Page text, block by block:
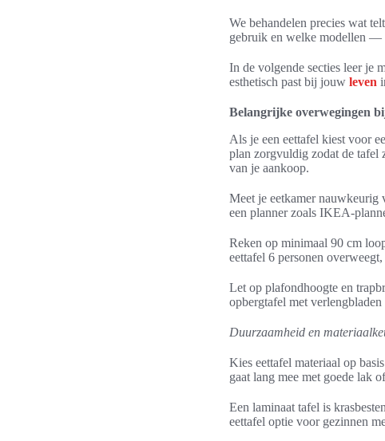
We behandelen precies wat
gebruik en welke modellen —
In de volgende secties leer je
esthetisch past bij jouw leven
Belangrijke overwegingen
Als je een eettafel kiest voor
plan zorgvuldig zodat de tafel
van je aankoop.
Meet je eetkamer nauwkeurig
een planner zoals IKEA-
Reken op minimaal 90 cm
eettafel 6 personen
Let op plafondhoogte en
opbergtafel met
Duurzaamheid en
Kies eettafel materiaal op
gaat lang mee met goede lak
Een laminaat tafel is
eettafel optie voor gezinnen